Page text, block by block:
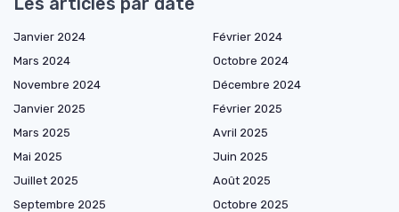
Janvier 2024
Février 2024
Mars 2024
Octobre 2024
Novembre 2024
Décembre 2024
Janvier 2025
Février 2025
Mars 2025
Avril 2025
Mai 2025
Juin 2025
Juillet 2025
Août 2025
Septembre 2025
Octobre 2025